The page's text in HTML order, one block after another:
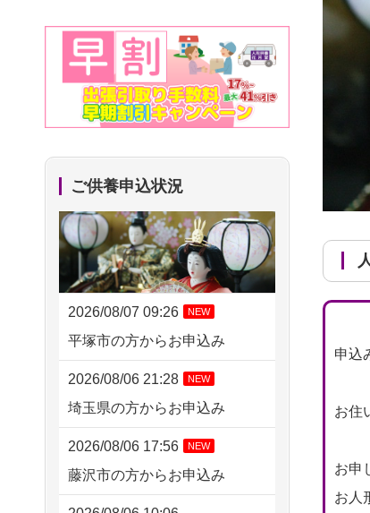
申込
お住
お申
お人
ご供養申込状況
2026/08/07 09:26 NEW
平塚市の方からお申込み
2026/08/06 21:28 NEW
埼玉県の方からお申込み
2026/08/06 17:56 NEW
藤沢市の方からお申込み